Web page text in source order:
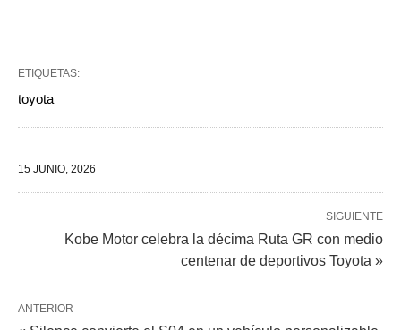
ETIQUETAS:
toyota
15 JUNIO, 2026
SIGUIENTE
Kobe Motor celebra la décima Ruta GR con medio
centenar de deportivos Toyota »
ANTERIOR